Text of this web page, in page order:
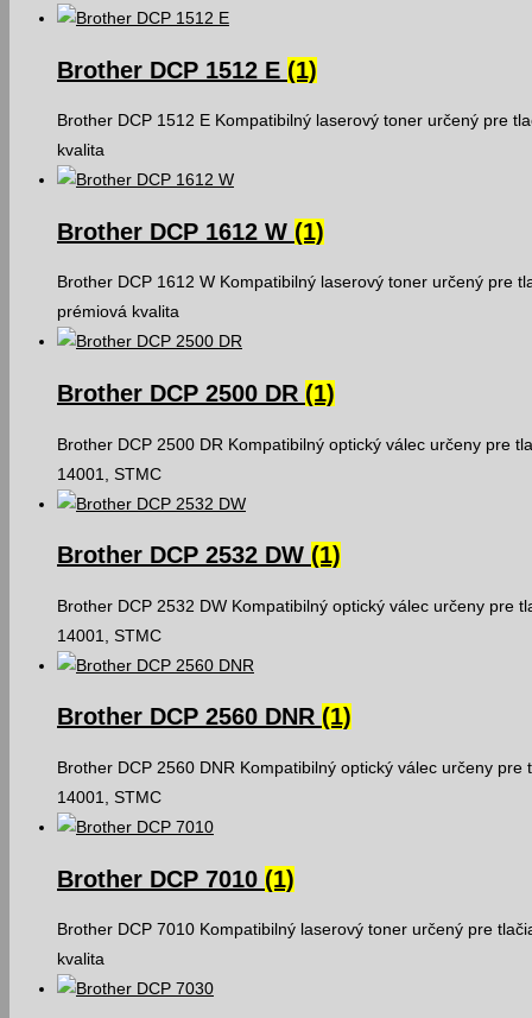
Brother DCP 1512 E (1)
Brother DCP 1512 E Kompatibilný laserový toner určený pre
kvalita
Brother DCP 1612 W (1)
Brother DCP 1612 W Kompatibilný laserový toner určený pre
prémiová kvalita
Brother DCP 2500 DR (1)
Brother DCP 2500 DR Kompatibilný optický válec určeny pre
14001, STMC
Brother DCP 2532 DW (1)
Brother DCP 2532 DW Kompatibilný optický válec určeny pre
14001, STMC
Brother DCP 2560 DNR (1)
Brother DCP 2560 DNR Kompatibilný optický válec určeny
14001, STMC
Brother DCP 7010 (1)
Brother DCP 7010 Kompatibilný laserový toner určený pre
kvalita